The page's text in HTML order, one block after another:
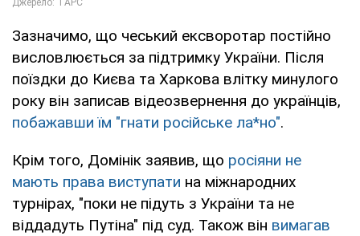
Зазначимо, що чеський ексворотар постійно
висловлюється за підтримку України. Після
поїздки до Києва та Харкова влітку минулого
року він записав відеозвернення до українців,
побажавши їм "гнати російське ла*но".
Крім того, Домінік заявив, що росіяни не
мають права виступати на міжнародних
турнірах, "поки не підуть з України та не
віддадуть Путіна" під суд. Також він вимагав